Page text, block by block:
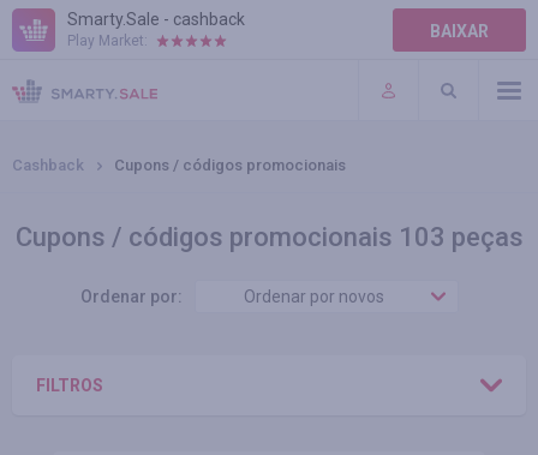
Smarty.Sale - cashback
Play Market: BAIXAR
AJUDA
TERMOS DE USO
Cashback Cupons / códigos promocionais
Cupons / códigos promocionais 103 peças
Ordenar por: Ordenar por novos
FILTROS